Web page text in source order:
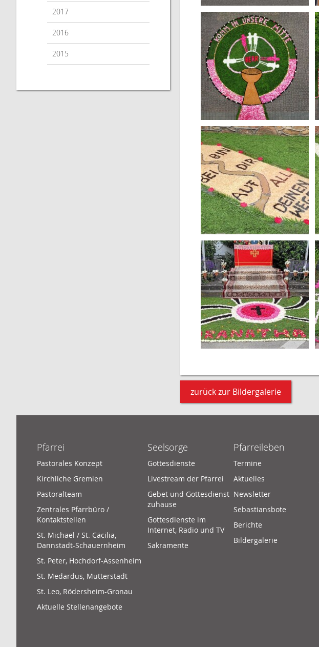
2017
2016
2015
zurück zur Bildergalerie
Pfarrei
Pastorales Konzept
Kirchliche Gremien
Pastoralteam
Zentrales Pfarrbüro /
Kontaktstellen
St. Michael / St. Cäcilia,
Dannstadt-Schauernheim
St. Peter, Hochdorf-Assenheim
St. Medardus, Mutterstadt
St. Leo, Rödersheim-Gronau
Aktuelle Stellenangebote
Seelsorge
Gottesdienste
Livestream der Pfarrei
Gebet und Gottesdienst
zuhause
Gottesdienste im
Internet, Radio und TV
Sakramente
Pfarreileben
Termine
Aktuelles
Newsletter
Sebastiansbote
Berichte
Bildergalerie